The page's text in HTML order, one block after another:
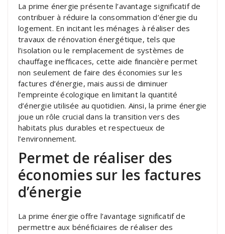
La prime énergie présente l’avantage significatif de
contribuer à réduire la consommation d’énergie du
logement. En incitant les ménages à réaliser des
travaux de rénovation énergétique, tels que
l’isolation ou le remplacement de systèmes de
chauffage inefficaces, cette aide financière permet
non seulement de faire des économies sur les
factures d’énergie, mais aussi de diminuer
l’empreinte écologique en limitant la quantité
d’énergie utilisée au quotidien. Ainsi, la prime énergie
joue un rôle crucial dans la transition vers des
habitats plus durables et respectueux de
l’environnement.
Permet de réaliser des
économies sur les factures
d’énergie
La prime énergie offre l’avantage significatif de
permettre aux bénéficiaires de réaliser des